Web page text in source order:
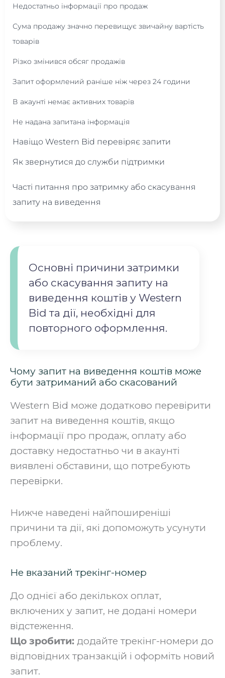
Недостатньо інформації про продаж
Сума продажу значно перевищує звичайну вартість
товарів
Різко змінився обсяг продажів
Запит оформлений раніше ніж через 24 години
В акаунті немає активних товарів
Не надана запитана інформація
Навіщо Western Bid перевіряє запити
Як звернутися до служби підтримки
Часті питання про затримку або скасування
запиту на виведення
Основні причини затримки
або скасування запиту на
виведення коштів у Western
Bid та дії, необхідні для
повторного оформлення.
Чому запит на виведення коштів може
бути затриманий або скасований
Western Bid може додатково перевірити
запит на виведення коштів, якщо
інформації про продаж, оплату або
доставку недостатньо чи в акаунті
виявлені обставини, що потребують
перевірки.
Нижче наведені найпоширеніші
причини та дії, які допоможуть усунути
проблему.
Не вказаний трекінг-номер
До однієї або декількох оплат,
включених у запит, не додані номери
відстеження.
Що зробити: додайте трекінг-номери до
відповідних транзакцій і оформіть новий
запит.